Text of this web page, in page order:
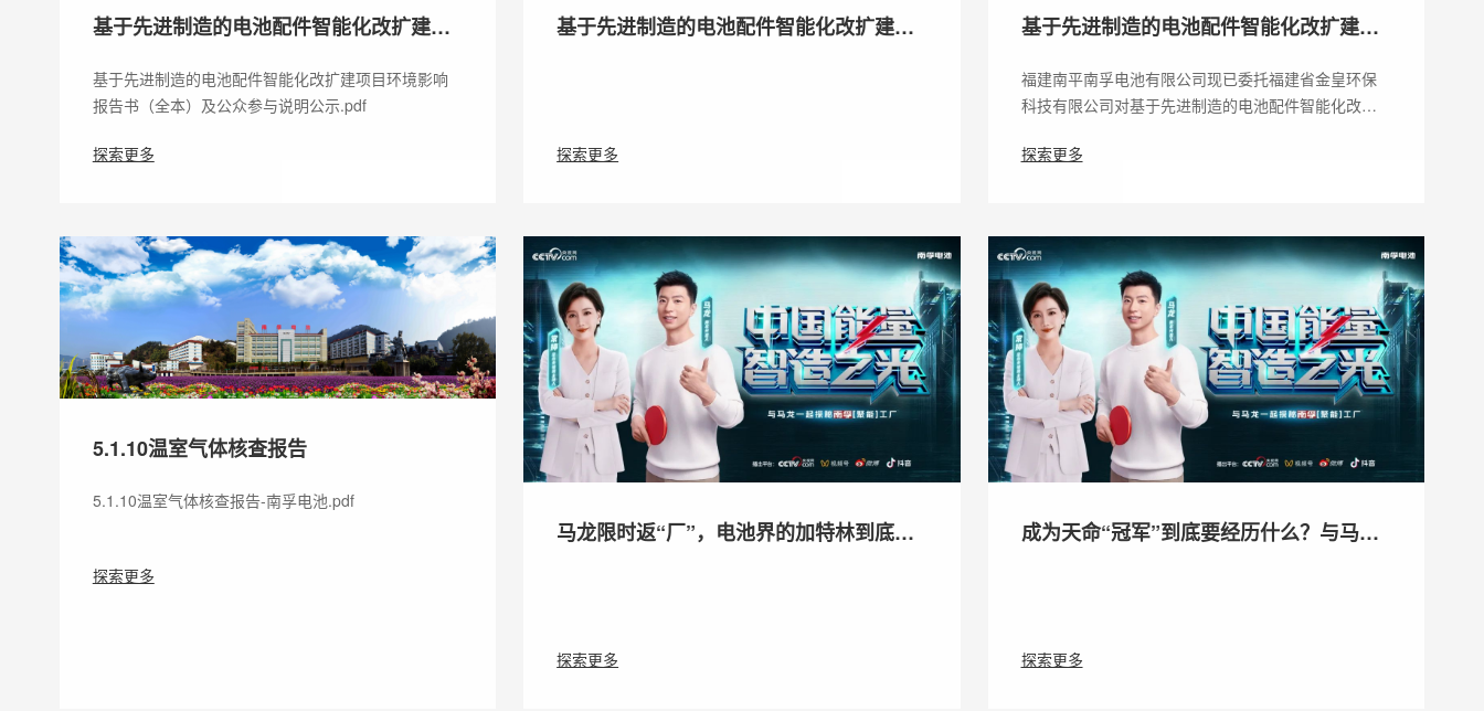
基于先进制造的电池配件智能化改扩建项
明公示
基于先进制造的电池配件智能化改扩建项目环境影响
报告书（全本）及公众参与说明公示.pdf
探索更多
基于先进制造的电池配件智能化改扩建项
探索更多
基于先进制造的电池配件智能化改扩建项
福建南平南孚电池有限公司现已委托福建省金皇环保
科技有限公司对基于先进制造的电池配件智能化改…
探索更多
5.1.10温室气体核查报告
5.1.10温室气体核查报告-南孚电池.pdf
探索更多
马龙限时返“厂”，电池界的加特林到底有
探索更多
成为天命“冠军”到底要经历什么？与马龙
探索更多